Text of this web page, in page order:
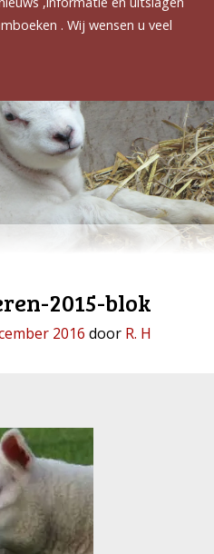
. Wij wensen u veel
2015-blok
2016 door R. H